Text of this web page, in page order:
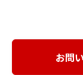
お問